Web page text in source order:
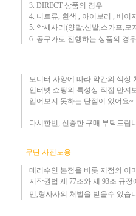
3. DIRECT 상품의 경우
4. 니트류, 흰색 , 아이보리 , 베이
​5. 악세사리(양말,신발,스카프,모
6. 공구가로 진행하는 상품의 경우​
모니터 사양에 따라 약간의 색상
인터넷 쇼핑의 특성상 직접 만져
입어보지 못하는 단점이 있어요~
다시한번, 신중한 구매 부탁드립
무단 사진도용
메리수인 본점을 비롯 지점의 이
저작권법 제 77조와 제 93조 규정
민,형사사의 처벌을 받을수 있습